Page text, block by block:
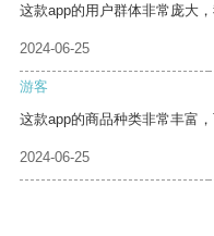
这款app的用户群体非常庞大
2024-06-25
游客
这款app的商品种类非常丰富
2024-06-25